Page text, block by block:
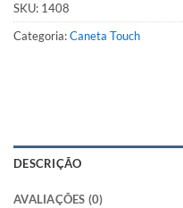
SKU: 1408
Categoria:Caneta Touch
DESCRIÇÃO
AVALIAÇÕES (0)